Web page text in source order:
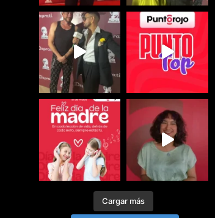
Cargar más